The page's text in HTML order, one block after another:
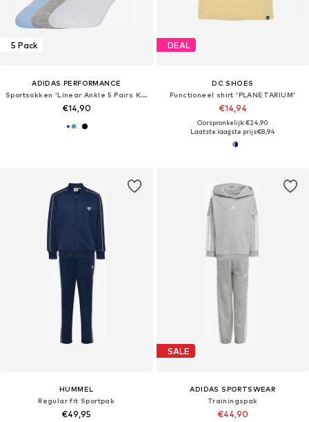
5 Pack
ADIDAS PERFORMANCE
Sportsokken 'Linear Ankle 5 Pairs Kids'
€14,90
DEAL
DC SHOES
Functioneel shirt 'PLANETARIUM'
€14,94
Oorspronkelijk: €24,90
Laatste laagste prijs:€8,94
HUMMEL
Regular fit Sportpak
€49,95
SALE
ADIDAS SPORTSWEAR
Trainingspak
€44,90